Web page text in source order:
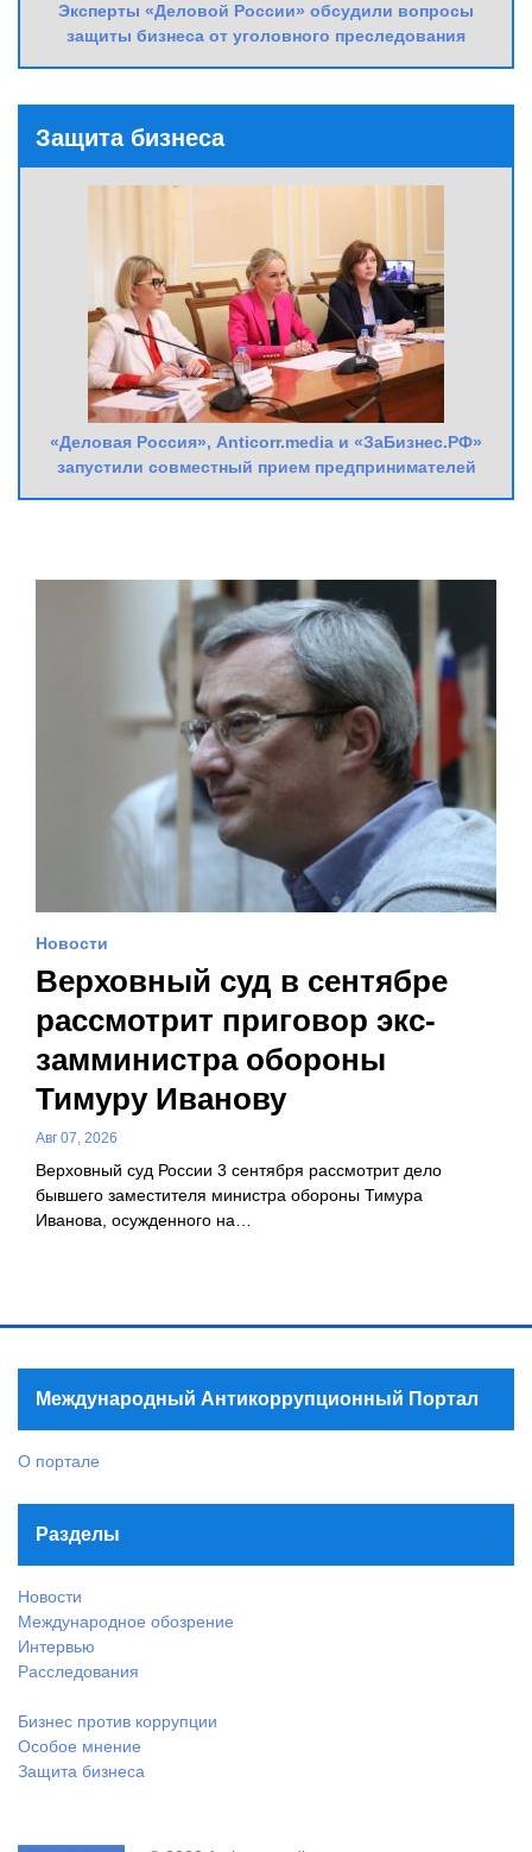
Эксперты «Деловой России» обсудили вопросы
защиты бизнеса от уголовного преследования
Защита бизнеса
«Деловая Россия», Anticorr.media и «ЗаБизнес.РФ»
запустили совместный прием предпринимателей
Новости
Верховный суд в сентябре
рассмотрит приговор экс-
замминистра обороны
Тимуру Иванову
Авг 07, 2026
Верховный суд России 3 сентября рассмотрит дело
бывшего заместителя министра обороны Тимура
Иванова, осужденного на…
Международный Антикоррупционный Портал
О портале
Разделы
Новости
Международное обозрение
Интервью
Расследования
Бизнес против коррупции
Особое мнение
Защита бизнеса